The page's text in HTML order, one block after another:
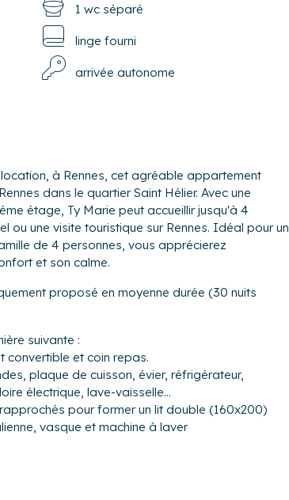
1 wc séparé
linge fourni
arrivée autonome
à Rennes, cet agréable appartement
dans le quartier Saint Hélier. Avec une
étage, Ty Marie peut accueillir jusqu'à 4
ou une visite touristique sur Rennes. Idéal pour un
de 4 personnes, vous apprécierez
et son calme.
proposé en moyenne durée (30 nuits
suivante :
convertible et coin repas.
plaque de cuisson, évier, réfrigérateur,
électrique, lave-vaisselle…
pour former un lit double (160x200)
vasque et machine à laver
pourrez garer dans le parking privé en sous-